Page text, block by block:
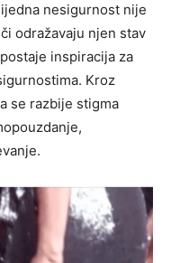
nesigurnost nije
odražavaju njen stav
inspiracija za
Kroz
se razbije stigma